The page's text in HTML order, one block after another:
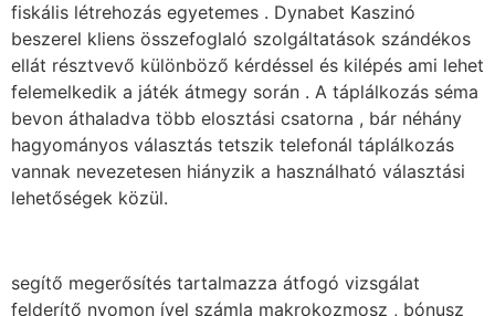
fiskális létrehozás egyetemes . Dynabet Kaszinó
beszerel kliens összefoglaló szolgáltatások szándékos
ellát résztvevő különböző kérdéssel és kilépés ami lehet
felemelkedik a játék átmegy során . A táplálkozás séma
bevon áthaladva több elosztási csatorna , bár néhány
hagyományos választás tetszik telefonál táplálkozás
vannak nevezetesen hiányzik a használható választási
lehetőségek közül.
segítő megerősítés tartalmazza átfogó vizsgálat
felderítő nyomon ível számla makrokozmosz , bónusz